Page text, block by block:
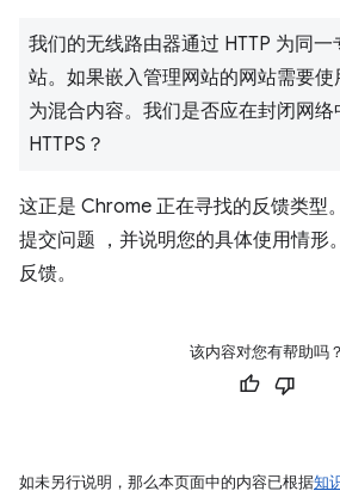
我们的无线路由器通过 HTTP 为同一
站。如果嵌入管理网站的网站需要使
为混合内容。我们是否应在封闭网
HTTPS？
这正是 Chrome 正在寻找的反馈类型
提交问题 ，并说明您的具体使用情形
反馈。
该内容对您有帮助吗？
如未另行说明，那么本页面中的内容已根据知